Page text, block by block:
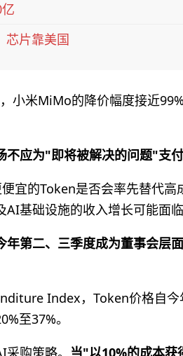
芯片靠美国
小米MiMo的降价幅度接近
应为"即将被解决的问题"支付
宜的Token是否会率先替代高
基础设施的收入增长可能面临
第二、三季度成为董事会层
Index，Token价格自今
至37%。
购策略。 当"以10%的成本